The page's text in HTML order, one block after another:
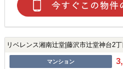
リベレンス湘南辻堂|藤沢市辻堂神台2
マンション